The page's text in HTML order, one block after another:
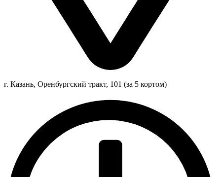
г. Казань, Оренбургский тракт, 101 (за 5 кортом)